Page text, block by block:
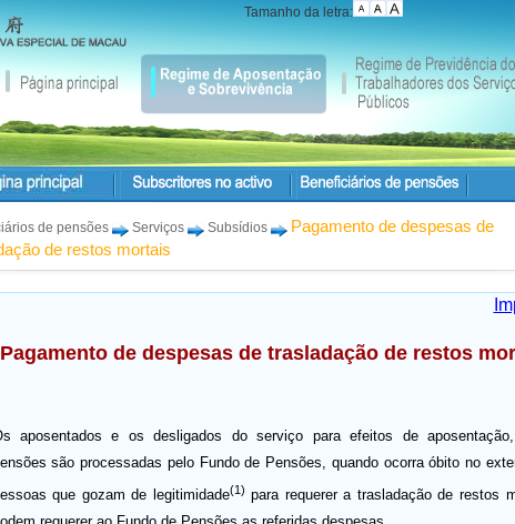
Tamanho da letra:
de pensões Serviços Subsídios
Pagamento de despesas de
de restos mortais
Pagamento de despesas de trasladação de restos
aposentados e os desligados do serviço para efeitos de
são processadas pelo Fundo de Pensões, quando ocorra óbito no
que gozam de legitimidade(1) para requerer a trasladação de restos